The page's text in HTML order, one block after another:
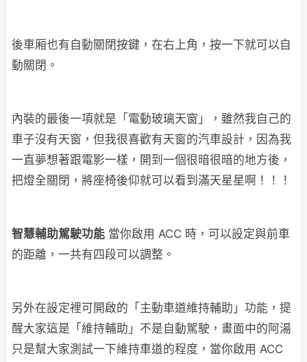
後車厢也有自動關閉按鍵，在右上角，按一下就可以自
動關閉。
內裝的最後一項就是「電動玻璃天窗」，雖然我自己的
車子沒有天窗，但我很喜歡有天窗的汽車設計，因為我
一直夢想著跟電影一樣，開到一個很暗很暗的地方後，
把燈全關閉，將座椅後仰就可以看到滿天星星啊！！！
智慧輔助駕駛功能 當你啟用 ACC 時，可以設定與前車
的距離，一共有四段可以調整。
另外在設定裡可開啟的「主動車道維持輔助」功能，提
醒大家這是「維持輔助」不是自動駕駛，畫面中的阿湯
只是幫大家測試一下維持車道的程度，當你啟用 ACC